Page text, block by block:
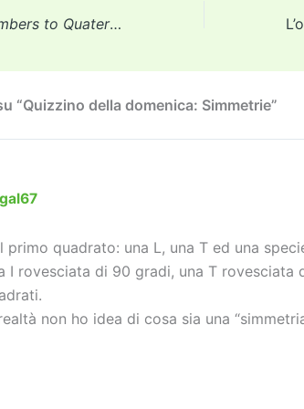
d
n
k
From Natural Numbers to Quaternions
“Quizzino della domenica: Simmetrie”
primo quadrato: una L, una T ed una
I rovesciata di 90 gradi, una T rovesciata
non ho idea di cosa sia una